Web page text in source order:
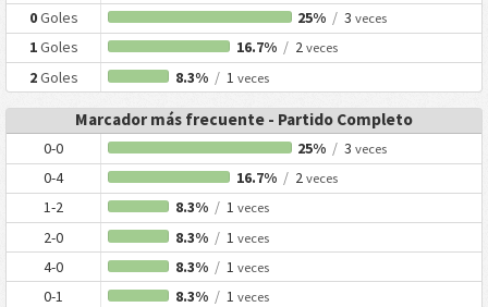
0Goles 25% / 3veces
1Goles 16.7% /2 veces
2Goles 8.3% /1 veces
Marcador más frecuente - Partido Completo
0-0 25% / 3veces
0-4 16.7% /2 veces
1-2 8.3% /1 veces
2-0 8.3% /1 veces
4-0 8.3% /1 veces
0-1 8.3% /1 veces